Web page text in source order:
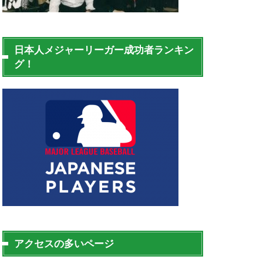
日本人メジャーリーガー成功者ランキン
グ！
アクセスの多いページ